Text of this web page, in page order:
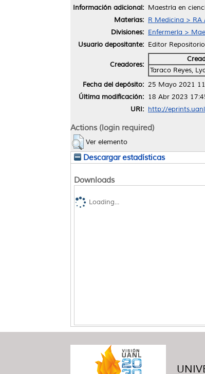
Información adicional: Maestría en
Materias: R Medicina > RA
Divisiones: Enfermería >
Usuario depositante: Editor Repositorio
Creadores:
Taraco Reyes,
Fecha del depósito: 25 Mayo 2021
Última modificación: 18 Abr 2023
URI: http://
Actions (login required)
Ver elemento
Descargar estadísticas
Downloads
Loading...